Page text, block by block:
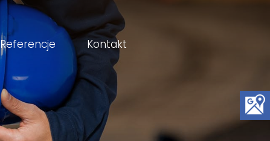
Referencje Kontakt